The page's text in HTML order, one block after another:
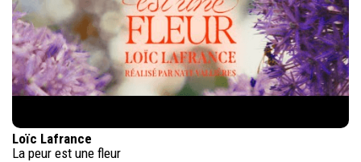
Loïc Lafrance
La peur est une fleur